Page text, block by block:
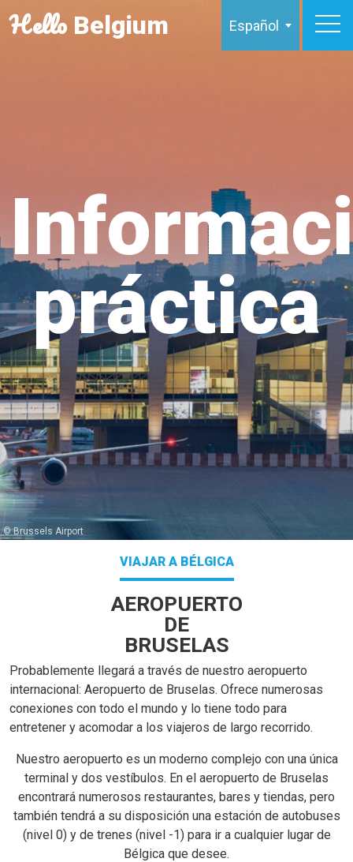
Hello Belgium Español
© Brussels Airport
práctica
VIAJAR A BÉLGICA
AEROPUERTO
DE
BRUSELAS
Probablemente llegará a través de nuestro aeropuerto
internacional: Aeropuerto de Bruselas. Ofrece numerosas
conexiones con todo el mundo y lo tiene todo para
entretener y acomodar a los viajeros de largo recorrido.
Nuestro aeropuerto es un moderno complejo con una única
terminal y dos vestíbulos. En el aeropuerto de Bruselas
encontrará numerosos restaurantes, bares y tiendas, pero
también tendrá a su disposición una estación de autobuses
(nivel 0) y de trenes (nivel -1) para ir a cualquier lugar de
Bélgica que desee.